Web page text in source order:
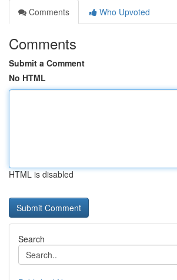
Comments
Who Upvoted
Comments
Submit a Comment
No HTML
HTML is disabled
Search